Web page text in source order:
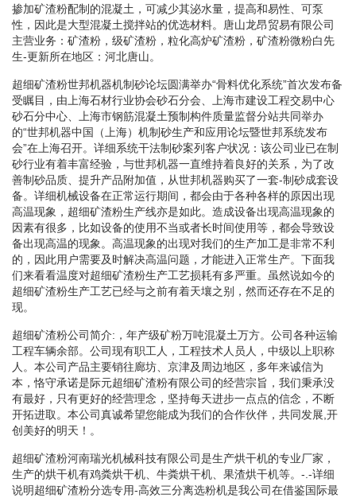
掺加矿渣粉配制的混凝土，可减少其泌水量，提高和易性、可泵
性，因此是大型混凝土搅拌站的优选材料。唐山龙昂贸易有限公司
主营业务：矿渣粉，级矿渣粉，粒化高炉矿渣粉，矿渣粉微粉白先
生-更新所在地区：河北唐山。
超细矿渣粉世邦机器机制砂论坛圆满举办“骨料优化系统”首次发布备
受瞩目，由上海石材行业协会砂石分会、上海市建设工程交易中心
砂石分中心、上海市钢筋混凝土预制构件质量监督分站共同举办
的“世邦机器中国（上海）机制砂生产和应用论坛暨世邦系统发布
会”在上海召开。详细系统干法制砂案列客户状况：该公司业已在制
砂行业有着丰富经验，与世邦机器一直维持着良好的关系，为了改
善制砂品质、提升产品附加值，从世邦机器购买了一套-制砂成套设
备。详细机械设备在正常运行期间，都会由于各种各样的原因出现
高温现象，超细矿渣粉生产线亦是如此。造成设备出现高温现象的
因素有很多，比如设备的使用不当或者长时间使用等，都会导致设
备出现高温的现象。高温现象的出现对我们的生产加工是非常不利
的，因此用户需要及时解决高温问题，才能进入正常生产。下面我
们来看看温度对超细矿渣粉生产工艺损耗有多严重。虽然说如今的
超细矿渣粉生产工艺已经与之前有着天壤之别，然而还存在不足的
现。
超细矿渣粉公司简介:，年产级矿粉万吨混凝土万方。公司各种运输
工程车辆余部。公司现有职工人，工程技术人员人，中级以上职称
人。本公司产品主要销往廊坊、京津及周边地区，多年来诚信为
本，恪守承诺是际元超细矿渣粉有限公司的经营宗旨，我们秉承没
有最好，只有更好的经营理念，坚持每天进步一点点的信念，不断
开拓进取。本公司真诚希望您能成为我们的合作伙伴，共同发展,开
创美好的明天！。
超细矿渣粉河南瑞光机械科技有限公司是生产烘干机的专业厂家，
生产的烘干机有鸡粪烘干机、牛粪烘干机、果渣烘干机等。-.-详细
说明超细矿渣粉分选专用-高效三分离选粉机是我公司在借鉴国际最